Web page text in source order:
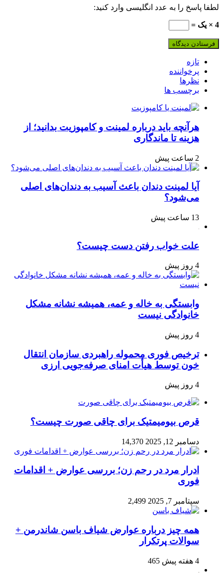
لطفا پاسخ را به عدد انگلیسی وارد کنید:
4 × یک =
تازه
پرخواننده
نظرها
برچسب ها
هرآنچه باید درباره لمینت و کامپوزیت بدانید؛ از
هزینه تا ماندگاری
2 ساعت پیش
آیا لمینت دندان باعث آسیب به دندان‌های اصلی
می‌شود؟
13 ساعت پیش
علت خواب رفتن دست چیست؟
4 روز پیش
وابستگی به خاله و عمه، همیشه نشانه مشکل
خانوادگی نیست
4 روز پیش
ترخیص فوری محموله راهبردی سازمان انتقال
خون توسط هیأت امنای صرفه‌جویی ارزی
4 روز پیش
قرص بیومیمتیک برای چاقی صورت چیست؟
دسامبر 12, 2025 14,370
ادرار مرد در رحم زن؛ بررسی عوارض + اقدامات
فوری
سپتامبر 7, 2025 2,499
همه چیز درباره عوارض شیاف باسن شاندرمن +
سوالات پرتکرار
4 هفته پیش 465